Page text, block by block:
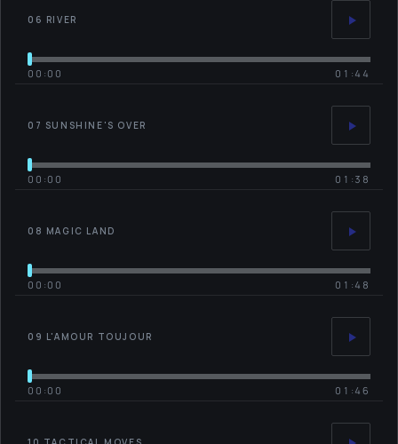
06 RIVER
00:00 01:44
07 SUNSHINE'S OVER
00:00 01:38
08 MAGIC LAND
00:00 01:48
09 L'AMOUR TOUJOUR
00:00 01:46